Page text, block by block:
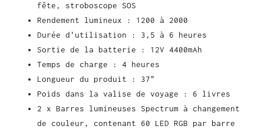
fête, stroboscope SOS
Rendement lumineux : 1200 à 2000
Durée d'utilisation : 3,5 à 6 heures
Sortie de la batterie : 12V 4400mAh
Temps de charge : 4 heures
Longueur du produit : 37"
Poids dans la valise de voyage : 6 livres
2 x Barres lumineuses Spectrum à changement
de couleur, contenant 60 LED RGB par barre